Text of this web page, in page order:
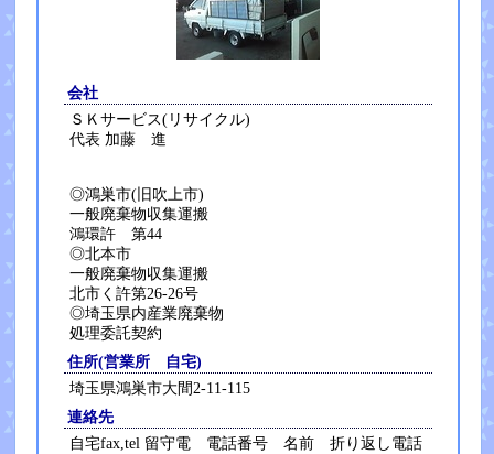
会社
ＳＫサービス(リサイクル)
代表 加藤 進
◎鴻巣市(旧吹上市)
一般廃棄物収集運搬
鴻環許 第44
◎北本市
一般廃棄物収集運搬
北市く許第26-26号
◎埼玉県内産業廃棄物
処理委託契約
住所(営業所 自宅)
埼玉県鴻巣市大間2-11-115
連絡先
自宅fax,tel 留守電 電話番号 名前 折り返し電話